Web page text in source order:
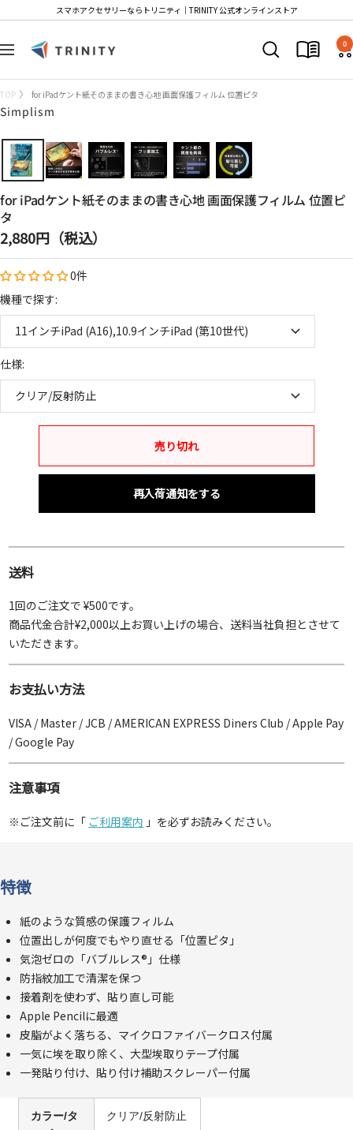
テ
ツ
へ
キ
プ
スマホアクセサリーならトリニティ│TRINITY 公式オンラインストア
ナ
ゲ
ー
Trinity
0
TOP for iPadケント紙そのままの書き心地 画面保護フィルム 位置ピタ
Simplism
for iPadケント紙そのままの書き心地 画面保護フィルム 位置ピ
タ
セ
ー
ル
価
格
2,880円（税込）
0件
機種で探す:
11インチiPad (A16),10.9インチiPad (第10世代)
仕様:
クリア/反射防止
売り切れ
再入荷通知をする
送料
1回のご注文で ¥500です。
商品代金合計¥2,000以上お買い上げの場合、送料当社負担とさせて
いただきます。
お支払い方法
VISA / Master / JCB / AMERICAN EXPRESS Diners Club / Apple Pay
/ Google Pay
注意事項
※ご注文前に「 ご利用案内 」を必ずお読みください。
特徴
紙のような質感の保護フィルム
位置出しが何度でもやり直せる「位置ピタ」
気泡ゼロの「バブルレス®」仕様
防指紋加工で清潔を保つ
接着剤を使わず、貼り直し可能
Apple Pencilに最適
皮脂がよく落ちる、マイクロファイバークロス付属
一気に埃を取り除く、大型埃取りテープ付属
一発貼り付け、貼り付け補助スクレーパー付属
カラー/タ
クリア/反射防止